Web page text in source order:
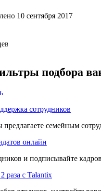
10 сентября 2017
подбора
сотрудников
предлагаете семейным
онлайн
и подписывайте
раза с Talantix